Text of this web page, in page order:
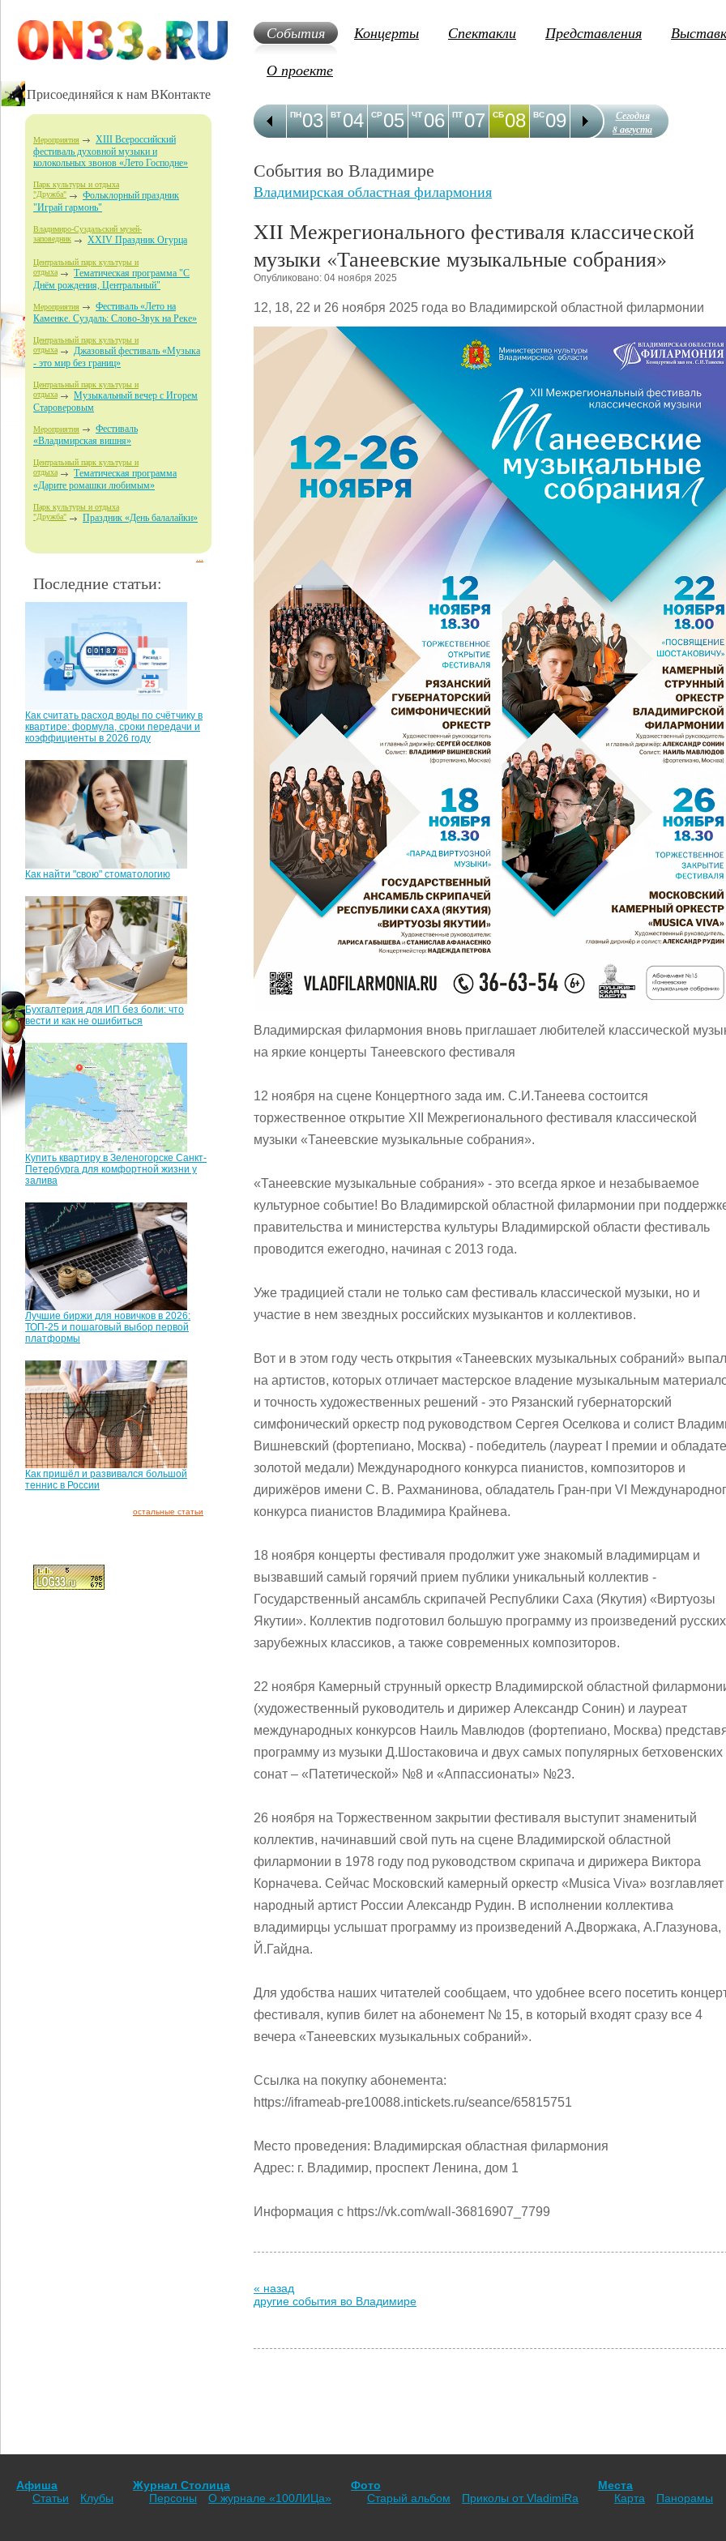
Присоединяйся к нам ВКонтакте
Мероприятия
XIII Всероссийский
фестиваль духовной музыки и
колокольных звонов «Лето Господне»
Парк культуры и отдыха
"Дружба"
Фольклорный праздник
"Играй гармонь"
Владимиро-Суздальский музей-
заповедник XXIV Праздник Огурца
Центральный парк культуры и
отдыха
Тематическая программа "С
Днём рождения, Центральный"
Мероприятия
Фестиваль «Лето на
Каменке. Суздаль: Слово-Звук на Реке»
Центральный парк культуры и
отдыха
Джазовый фестиваль «Музыка
- это мир без границ»
Центральный парк культуры и
отдыха
Музыкальный вечер с Игорем
Староверовым
Мероприятия
Фестиваль
«Владимирская вишня»
Центральный парк культуры и
отдыха
Тематическая программа
«Дарите ромашки любимым»
Парк культуры и отдыха
"Дружба" Праздник «День балалайки»
Последние статьи:
Как считать расход воды по счётчику в
квартире: формула, сроки передачи и
коэффициенты в 2026 году
Как найти "свою" стоматологию
Бухгалтерия для ИП без боли: что
вести и как не ошибиться
Купить квартиру в Зеленогорске Санкт-
Петербурга для комфортной жизни у
залива
Лучшие биржи для новичков в 2026:
ТОП-25 и пошаговый выбор первой
платформы
Как пришёл и развивался большой
теннис в России
остальные статьи
События Концерты Спектакли Представления
О проекте
03
ПН 04
ВТ 05
СР 06
ЧТ 07
ПТ 08
СБ 09
ВС 10
ПН 11
ВТ 12
СР
Сегодня
8 августа
События во Владимире
Владимирская областная филармония
XII Межрегионального фестиваля классической
музыки «Танеевские музыкальные собрания»
Опубликовано: 04 ноября 2025
12, 18, 22 и 26 ноября 2025 года во Владимирской областной филармонии
Владимирская филармония вновь приглашает любителей классической
на яркие концерты Танеевского фестиваля
12 ноября на сцене Концертного зада им. С.И.Танеева состоится
торжественное открытие XII Межрегионального фестиваля классической
музыки «Танеевские музыкальные собрания».
«Танеевские музыкальные собрания» - это всегда яркое и незабываемое
культурное событие! Во Владимирской областной филармонии при
правительства и министерства культуры Владимирской области фестиваль
проводится ежегодно, начиная с 2013 года.
Уже традицией стали не только сам фестиваль классической музыки, но и
участие в нем звездных российских музыкантов и коллективов.
Вот и в этом году честь открытия «Танеевских музыкальных собраний»
на артистов, которых отличает мастерское владение музыкальным
и точность художественных решений - это Рязанский губернаторский
симфонический оркестр под руководством Сергея Оселкова и солист
Вишневский (фортепиано, Москва) - победитель (лауреат I премии и
золотой медали) Международного конкурса пианистов, композиторов и
дирижёров имени С. В. Рахманинова, обладатель Гран-при VI
конкурса пианистов Владимира Крайнева.
18 ноября концерты фестиваля продолжит уже знакомый владимирцам и
вызвавший самый горячий прием публики уникальный коллектив -
Государственный ансамбль скрипачей Республики Саха (Якутия) «Виртуозы
Якутии». Коллектив подготовил большую программу из произведений
зарубежных классиков, а также современных композиторов.
22 ноября Камерный струнный оркестр Владимирской областной
(художественный руководитель и дирижер Александр Сонин) и лауреат
международных конкурсов Наиль Мавлюдов (фортепиано, Москва)
программу из музыки Д.Шостаковича и двух самых популярных бетховенских
сонат – «Патетической» №8 и «Аппассионаты» №23.
26 ноября на Торжественном закрытии фестиваля выступит знаменитый
коллектив, начинавший свой путь на сцене Владимирской областной
филармонии в 1978 году под руководством скрипача и дирижера Виктора
Корначева. Сейчас Московский камерный оркестр «Musica Viva» возглавляет
народный артист России Александр Рудин. В исполнении коллектива
владимирцы услышат программу из произведений А.Дворжака, А.Глазунова,
Й.Гайдна.
Для удобства наших читателей сообщаем, что удобнее всего посетить
фестиваля, купив билет на абонемент № 15, в который входят сразу все 4
вечера «Танеевских музыкальных собраний».
Ссылка на покупку абонемента:
https://iframeab-pre10088.intickets.ru/seance/65815751
Место проведения: Владимирская областная филармония
Адрес: г. Владимир, проспект Ленина, дом 1
Информация с https://vk.com/wall-36816907_7799
« назад
другие события во Владимире
Афиша
Статьи
Клубы
Журнал Столица
Персоны
О журнале «100ЛИЦа»
Фото
Старый альбом
Приколы от VladimiRа
Места
Карта
Панорамы